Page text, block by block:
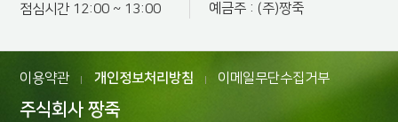
점심시간 12:00 ~ 13:00
예금주 : (주)짱죽
이용약관 개인정보처리방침 이메일무단수집거부
주식회사 짱죽